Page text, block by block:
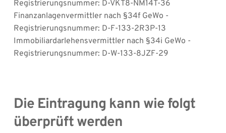
Registrierungsnummer: D-VKT8-NM14T-36
Finanzanlagenvermittler nach §34f GeWo -
Registrierungsnummer: D-F-133-2R3P-13
Immobiliardarlehensvermittler nach §34i GeWo -
Registrierungsnummer: D-W-133-8JZF-29
Die Eintragung kann wie folgt
überprüft werden